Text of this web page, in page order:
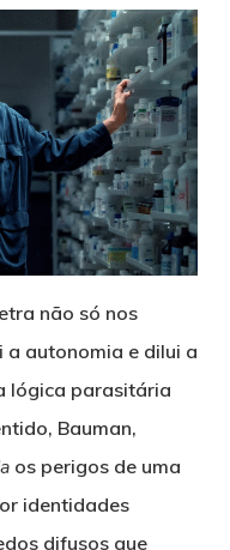
não só nos
a autonomia e dilui a
lógica parasitária
Bauman,
os perigos de uma
identidades
difusos que